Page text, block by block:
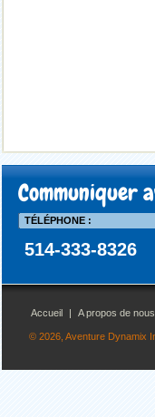
Communiquer
TÉLÉPHONE :
514-333-8326
Accueil | A propos de nous
© 2026, Aventure Dynamix